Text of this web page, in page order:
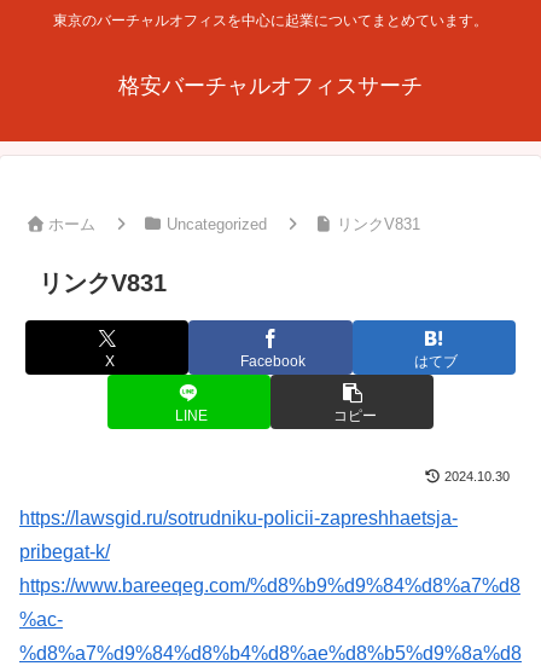
東京のバーチャルオフィスを中心に起業についてまとめています。
格安バーチャルオフィスサーチ
ホーム Uncategorized リンクV831
リンクV831
X Facebook はてブ
LINE コピー
2024.10.30
https://lawsgid.ru/sotrudniku-policii-zapreshhaetsja-
pribegat-k/
https://www.bareeqeg.com/%d8%b9%d9%84%d8%a7%d8
%ac-
%d8%a7%d9%84%d8%b4%d8%ae%d8%b5%d9%8a%d8